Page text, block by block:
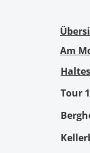
Am
Tour 1